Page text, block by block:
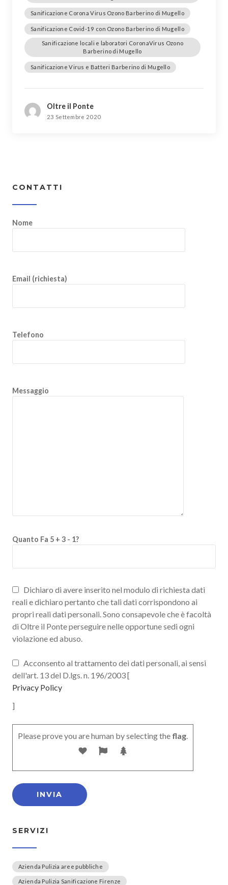
Sanificazione Corona Virus Ozono Barberino di Mugello
Sanificazione Covid-19 con Ozono Barberino di Mugello
Sanificazione locali e laboratori CoronaVirus Ozono
Barberino di Mugello
Sanificazione Virus e Batteri Barberino di Mugello
Oltre il Ponte
23 Settembre 2020
CONTATTI
Nome
Email (richiesta)
Telefono
Messaggio
Quanto Fa 5 + 3 - 1?
Dichiaro di avere inserito nel modulo di richiesta dati
reali e dichiaro pertanto che tali dati corrispondono ai
propri reali dati personali. Sono consapevole che è facoltà
di Oltre il Ponte perseguire nelle opportune sedi ogni
violazione ed abuso.
Acconsento al trattamento dei dati personali, ai sensi
dell'art. 13 del D.lgs. n. 196/2003 [
Privacy Policy
]
Please prove you are human by selecting the flag.
SERVIZI
Azienda Pulizia aree pubbliche
Azienda Pulizia Sanificazione Firenze